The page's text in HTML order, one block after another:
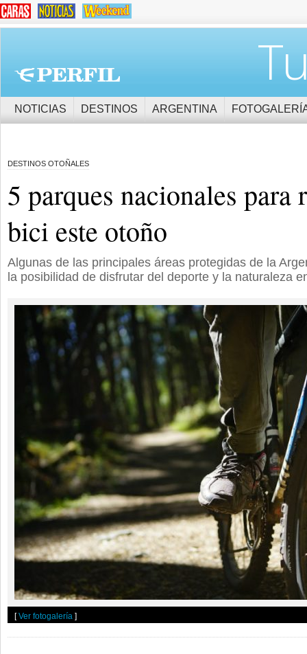
NOTICIAS DESTINOS ARGENTINA
DESTINOS OTOÑALES
5 parques nacionales para
bici este otoño
Algunas de las principales áreas protegidas de la
la posibilidad de disfrutar del deporte y la naturaleza
[Ver fotogalería ]